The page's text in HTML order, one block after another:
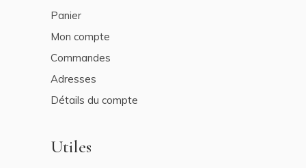
Panier
Mon compte
Commandes
Adresses
Détails du compte
Utiles